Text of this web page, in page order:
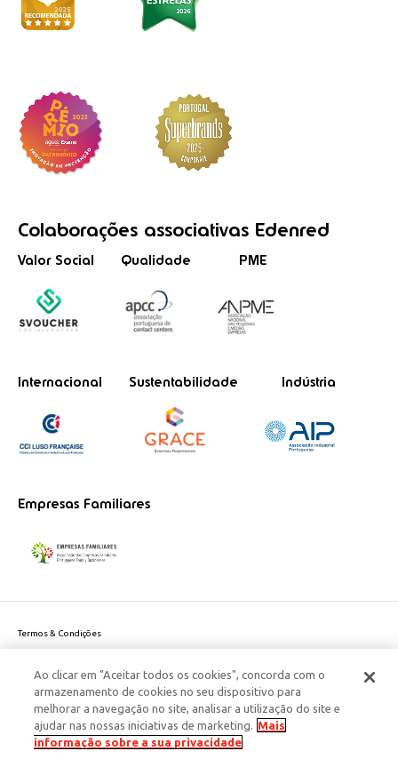
Colaborações associativas Edenred
Valor Social Qualidade PME
Internacional Sustentabilidade Indústria
Empresas Familiares
Termos & Condições
Politica de Cookies
Política de Privacidade Dados Pessoais
Responsabilidade Social Corporativa
Ao clicar em "Aceitar todos os cookies", concorda com o
armazenamento de cookies no seu dispositivo para
melhorar a navegação no site, analisar a utilização do site e
ajudar nas nossas iniciativas de marketing. Mais
informação sobre a sua privacidade